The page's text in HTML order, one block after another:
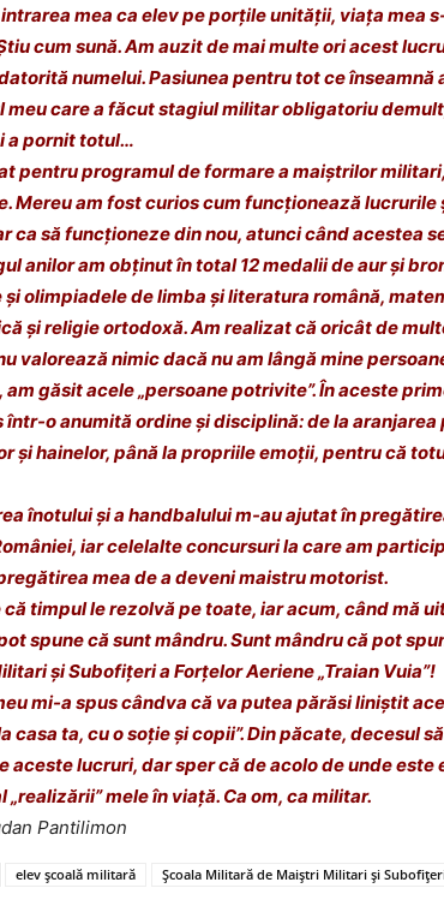
mea ca elev pe porțile unității, viața mea
cum sună. Am auzit de mai multe ori acest
numelui. Pasiunea pentru tot ce
meu care a făcut stagiul militar obligatoriu
a pornit totul…
pentru programul de formare a maiștrilor
Mereu am fost curios cum funcționează lucrurile
ca să funcționeze din nou, atunci când acestea
anilor am obținut în total 12 medalii de aur și
și olimpiadele de limba și literatura română,
și religie ortodoxă. Am realizat că oricât de
valorează nimic dacă nu am lângă mine
găsit acele „persoane potrivite”. În aceste
într-o anumită ordine și disciplină: de la
și hainelor, până la propriile emoții, pentru că
înotului și a handbalului m-au ajutat în
iar celelalte concursuri la care am
mea de a deveni maistru motorist.
că timpul le rezolvă pe toate, iar acum, când mă
spune că sunt mândru. Sunt mândru că pot
și Subofițeri a Forțelor Aeriene „Traian Vuia”!
mi-a spus cândva că va putea părăsi liniștit
casa ta, cu o soție și copii”. Din păcate, decesul
aceste lucruri, dar sper că de acolo de unde
„realizării” mele în viață. Ca om, ca militar.
Pantilimon
elev școală militară Școala Militară de Maiștri Militari și